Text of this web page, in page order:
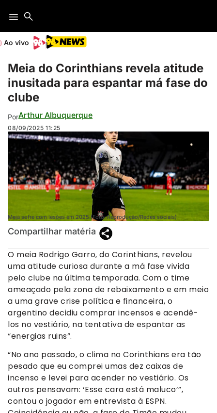
Ao vivo
Meia do Corinthians revela atitude
inusitada para espantar má fase do
clube
PorArthur Albuquerque
08/09/2025 11:25
Meia sofre com lesões em 2025 (Foto: Reprodução/Redes sociais)
Compartilhar matéria
O meia Rodrigo Garro, do Corinthians, revelou
uma atitude curiosa durante a má fase vivida
pelo clube na última temporada. Com o time
ameaçado pela zona de rebaixamento e em meio
a uma grave crise política e financeira, o
argentino decidiu comprar incensos e acendê-
los no vestiário, na tentativa de espantar as
“energias ruins”.
“No ano passado, o clima no Corinthians era tão
pesado que eu comprei umas dez caixas de
incenso e levei para acender no vestiário. Os
outros pensavam: ‘Esse cara está maluco’”,
contou o jogador em entrevista à ESPN.